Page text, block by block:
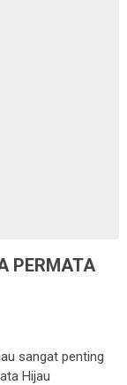
PERMATA
sangat penting
Hijau